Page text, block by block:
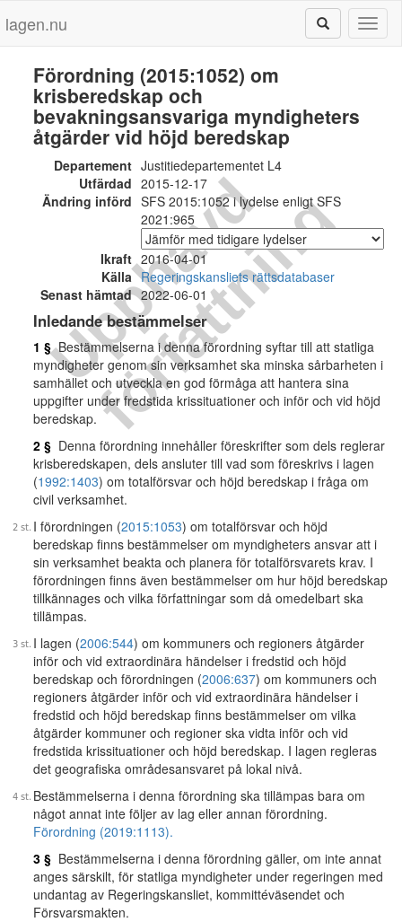
lagen.nu
U
p
p
h
ä
v
d
f
ö
r
f
a
t
t
n
i
n
g
Förordning (2015:1052) om
krisberedskap och
bevakningsansvariga myndigheters
åtgärder vid höjd beredskap
Departement Justitiedepartementet L4
Utfärdad 2015-12-17
Ändring införd SFS 2015:1052 i lydelse enligt SFS
2021:965
Ikraft 2016-04-01
Källa Regeringskansliets rättsdatabaser
Senast hämtad 2022-06-01
Inledande bestämmelser
1 §Bestämmelserna i denna förordning syftar till att statliga
myndigheter genom sin verksamhet ska minska sårbarheten i
samhället och utveckla en god förmåga att hantera sina
uppgifter under fredstida krissituationer och inför och vid höjd
beredskap.
2 § Denna förordning innehåller föreskrifter som dels reglerar
krisberedskapen, dels ansluter till vad som föreskrivs i lagen
(1992:1403) om totalförsvar och höjd beredskap i fråga om
civil verksamhet.
I förordningen (2015:1053) om totalförsvar och höjd
beredskap finns bestämmelser om myndigheters ansvar att i
sin verksamhet beakta och planera för totalförsvarets krav. I
förordningen finns även bestämmelser om hur höjd beredskap
tillkännages och vilka författningar som då omedelbart ska
tillämpas.
I lagen (2006:544) om kommuners och regioners åtgärder
inför och vid extraordinära händelser i fredstid och höjd
beredskap och förordningen (2006:637) om kommuners och
regioners åtgärder inför och vid extraordinära händelser i
fredstid och höjd beredskap finns bestämmelser om vilka
åtgärder kommuner och regioner ska vidta inför och vid
fredstida krissituationer och höjd beredskap. I lagen regleras
det geografiska områdesansvaret på lokal nivå.
Bestämmelserna i denna förordning ska tillämpas bara om
något annat inte följer av lag eller annan förordning.
Förordning (2019:1113).
3 § Bestämmelserna i denna förordning gäller, om inte annat
anges särskilt, för statliga myndigheter under regeringen med
undantag av Regeringskansliet, kommittéväsendet och
Försvarsmakten.